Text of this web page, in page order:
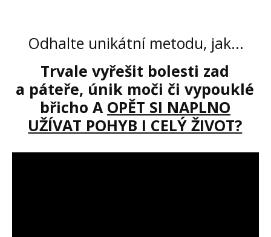
Odhalte unikátní metodu, jak...
Trvale vyřešit bolesti zad
a páteře, únik moči či vypouklé
břicho A OPĚT SI NAPLNO
UŽÍVAT POHYB I CELÝ ŽIVOT?